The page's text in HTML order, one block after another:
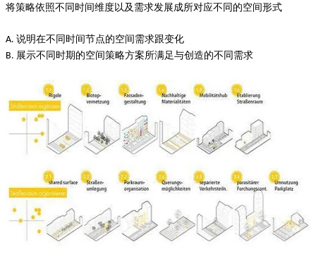
将策略依照不同时间维度以及需求发展成所对应不同的空间形式
A. 说明在不同时间节点的空间需求跟变化
B. 展示不同时期的空间策略方案所满足与创造的不同需求